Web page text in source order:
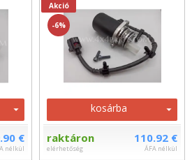
€
nélkül
Akció
-6%
kosárba
raktáron
elérhetőség
110.92 €
ÁFA nélkül